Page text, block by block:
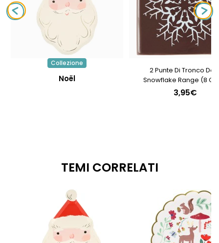
Collezione
Noël
2 Punte Di Tronco
Snowflake Range (8
Cioccolato
3,95€
TEMI CORRELATI